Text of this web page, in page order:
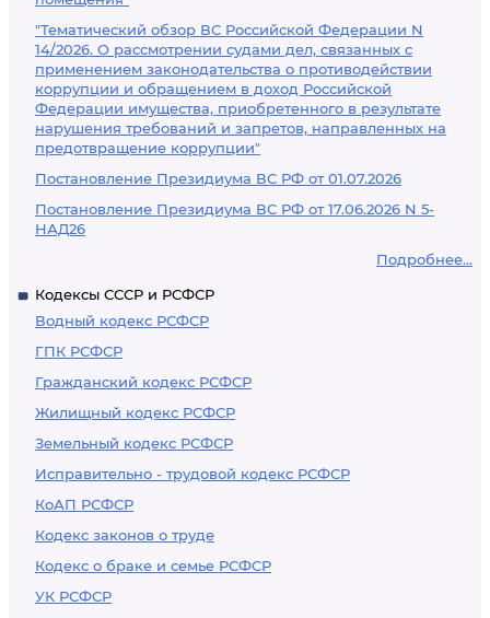
"Тематический обзор ВС Российской Федерации N
14/2026. О рассмотрении судами дел, связанных с
применением законодательства о противодействии
коррупции и обращением в доход Российской
Федерации имущества, приобретенного в результате
нарушения требований и запретов, направленных на
предотвращение коррупции"
Постановление Президиума ВС РФ от 01.07.2026
Постановление Президиума ВС РФ от 17.06.2026 N 5-
НАД26
Подробнее...
Кодексы СССР и РСФСР
Водный кодекс РСФСР
ГПК РСФСР
Гражданский кодекс РСФСР
Жилищный кодекс РСФСР
Земельный кодекс РСФСР
Исправительно - трудовой кодекс РСФСР
КоАП РСФСР
Кодекс законов о труде
Кодекс о браке и семье РСФСР
УК РСФСР